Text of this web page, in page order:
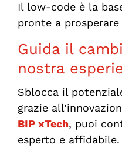
Il low-code è la
pronte a
Guida il
nostra
Sblocca il
grazie
BIP xTech, puoi
esperto e